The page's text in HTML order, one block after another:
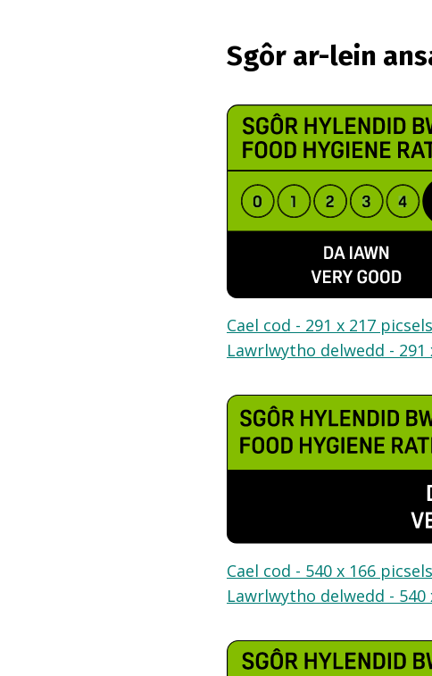
Sgôr ar-lein
Cael cod - 291 x 217 picsels
Lawrlwytho delwedd - 291
Cael cod - 540 x 166 picsels
Lawrlwytho delwedd - 540